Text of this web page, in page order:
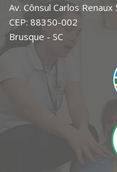
Av. Cônsul Carlos
CEP: 88350-002
Brusque - SC